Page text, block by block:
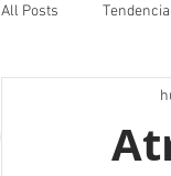
All Posts Tendencia